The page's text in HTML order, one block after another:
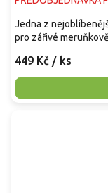
449 Kč / ks
Jedna z
pro zářivé